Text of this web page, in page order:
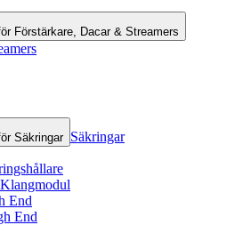
Förstärkare, Dacar & Streamers
Säkringar Säkringar
End
End